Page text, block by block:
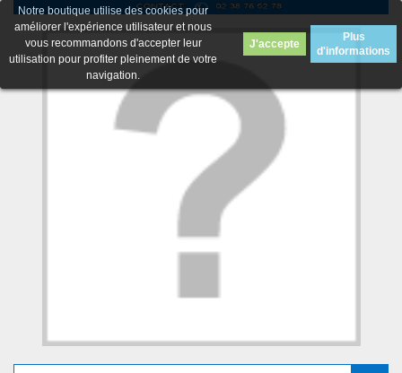
Notre boutique utilise des cookies pour
améliorer l'expérience utilisateur et nous
vous recommandons d'accepter leur
utilisation pour profiter pleinement de votre
navigation.
J'accepte
Plus
d'informations